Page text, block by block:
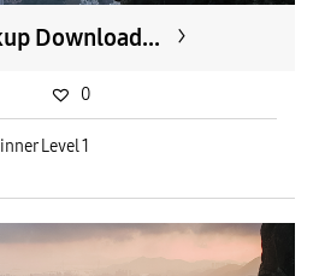
Download...
Level 1
0